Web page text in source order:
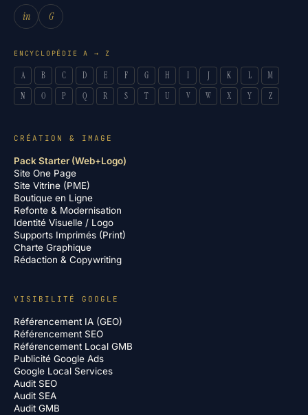
in G
ENCYCLOPÉDIE A → Z
A B C D E F G H I J K L
M
N
O P Q R S T U V W X Y Z
CRÉATION & IMAGE
Pack Starter (Web+Logo)
Site One Page
Site Vitrine (PME)
Boutique en Ligne
Refonte & Modernisation
Identité Visuelle / Logo
Supports Imprimés (Print)
Charte Graphique
Rédaction & Copywriting
VISIBILITÉ GOOGLE
Référencement IA (GEO)
Référencement SEO
Référencement Local GMB
Publicité Google Ads
Google Local Services
Audit SEO
Audit SEA
Audit GMB